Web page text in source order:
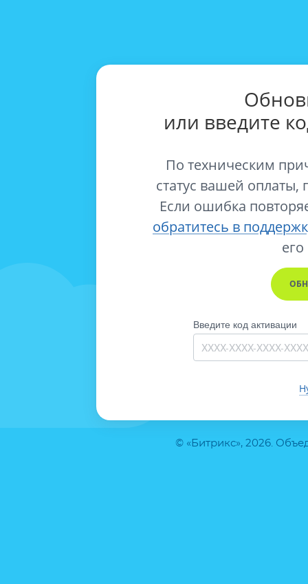
© «Битрикс», 2026.
или введите
По техническим
статус вашей оплаты,
Если ошибка
обратитесь в
его
Введите код активации